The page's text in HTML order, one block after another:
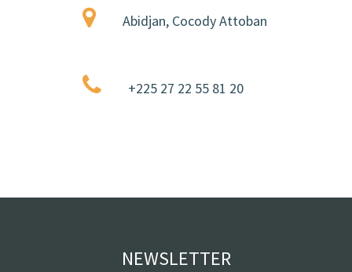
Abidjan, Cocody Attoban
+225 27 22 55 81 20
NEWSLETTER